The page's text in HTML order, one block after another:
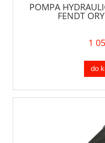
POMPA
FENDT
1
do